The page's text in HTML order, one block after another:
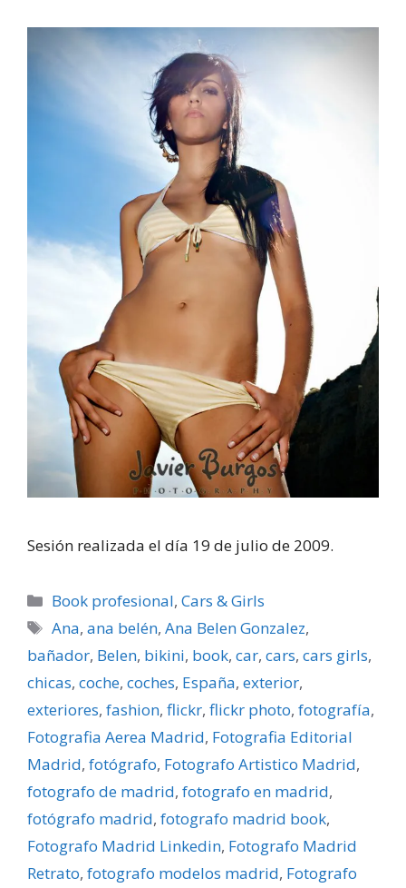
Sesión realizada el dí­a 19 de julio de 2009.
Categorías
Book profesional,Cars & Girls
Etiquetas
Ana,ana belén,Ana Belen Gonzalez,
bañador, Belen, bikini, book, car, cars, cars girls,
chicas, coche, coches, España, exterior,
exteriores, fashion, flickr, flickr photo, fotografí­a,
Fotografia Aerea Madrid, Fotografia Editorial
Madrid, fotógrafo, Fotografo Artistico Madrid,
fotografo de madrid, fotografo en madrid,
fotógrafo madrid, fotografo madrid book,
Fotografo Madrid Linkedin, Fotografo Madrid
Retrato, fotografo modelos madrid, Fotografo